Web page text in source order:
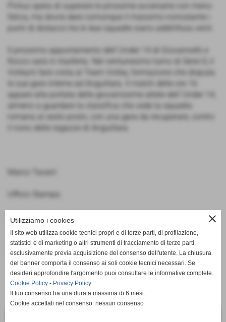
Pintus spera di superare le prossime avversarie con meno
fatica, ma dovrà dare comunque il massimo nonostante i
punti di distacco tra le due squadre siano addirittura venti.
Il prossimo appuntamento dell´Under 14 di Giovannetti e
Rocco sarà in trasferta. Nel ventunesimo turno di Serie D, il
Volleyrò farà visita al Team Volley, formazione che disputa
le sue gare interne ad Anguillara. Il match delle ore 16
appare alla portata delle giovanissime atlete dell´Under 14,
almeno a guardare la classifica che vede la squadra
romana al sesto posto, con una gara da recuperare, contro
il nono delle ragazze di Anguillara.
Marco Tavani
Ufficio Stampa
Volleyrò Casal de´ Pazzi
Fonte:www.volleyrocasaldepazzi.it
close
Utilizziamo i cookies
Il sito web utilizza cookie tecnici propri e di terze parti, di profilazione,
statistici e di marketing o altri strumenti di tracciamento di terze parti,
esclusivamente previa acquisizione del consenso dell'utente. La chiusura
del banner comporta il consenso ai soli cookie tecnici necessari. Se
desideri approfondire l'argomento puoi consultare le informative complete.
Cookie Policy - Privacy Policy
Il tuo consenso ha una durata massima di 6 mesi.
Cookie accettati nel consenso: nessun consenso